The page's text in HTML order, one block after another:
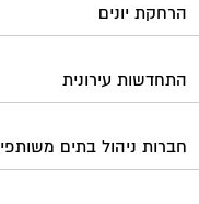
הרחקת יונים
התחדשות עירונית
חברות ניהול בתים משותפים